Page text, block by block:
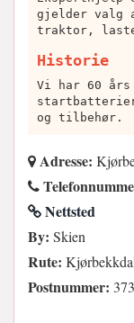
gjelder
traktor,
Historie
Vi har 60
og tilbehør.
Adresse:
Nettsted
By: Skien
Rute:
Postnummer: